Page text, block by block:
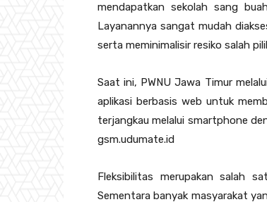
mendapatkan sekolah sang
Layanannya sangat mudah
serta meminimalisir resiko salah
Saat ini, PWNU Jawa Timur
aplikasi berbasis web untuk
terjangkau melalui smartphone
gsm.udumate.id
Fleksibilitas merupakan salah
Sementara banyak masyarakat